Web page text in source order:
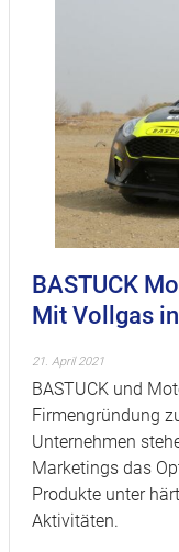
BASTUCK
Mit Vollgas
21. April 2021
BASTUCK und
Firmengründung
Unternehmen
Marketings das
Produkte unter
Aktivitäten.